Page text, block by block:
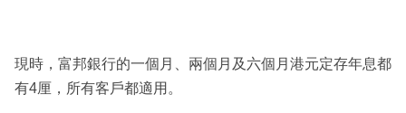
現時，富邦銀行的一個月、兩個月及六個月港元定存年息都
有4厘，所有客戶都適用。